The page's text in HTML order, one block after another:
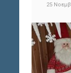
25